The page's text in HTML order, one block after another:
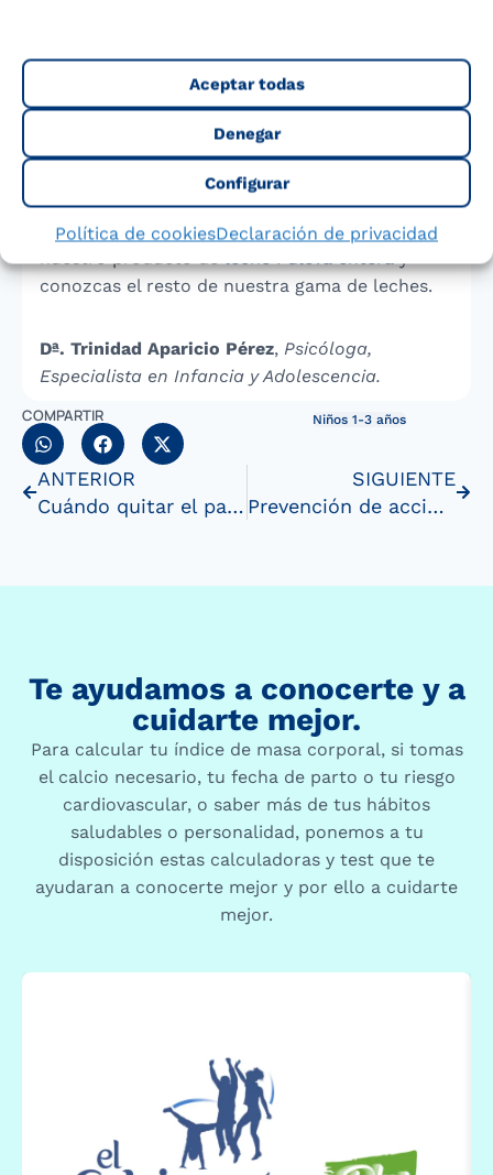
Aceptar todas
Denegar
Configurar
Política de cookiesDeclaración de privacidad
algunas personas es una necesidad y una
ayuda muy importante para estar más
alegres. Y por tanto, un beneficio para
toda la familia y para mantener una mayor
estabilidad emocional.
Para finalizar, te recomendamos que visites a
nuestro producto deleche Puleva enteray
conozcas el resto de nuestra gama de leches.
Dª. Trinidad Aparicio Pérez, Psicóloga,
Especialista en Infancia y Adolescencia.
COMPARTIR Niños 1-3 años
ANTERIOR
Cuándo quitar el pañal al niño
SIGUIENTE
Prevención de accidentes infantiles
Te ayudamos a conocerte y a
cuidarte mejor.
Para calcular tu índice de masa corporal, si tomas
el calcio necesario, tu fecha de parto o tu riesgo
cardiovascular, o saber más de tus hábitos
saludables o personalidad, ponemos a tu
disposición estas calculadoras y test que te
ayudaran a conocerte mejor y por ello a cuidarte
mejor.